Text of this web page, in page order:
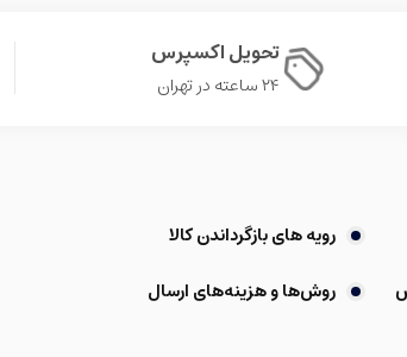
روش‌ها و هزینه‌های ارسال